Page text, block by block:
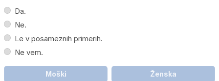
Da.
Ne.
Le v posameznih primerih.
Ne vem.
Moški Ženska